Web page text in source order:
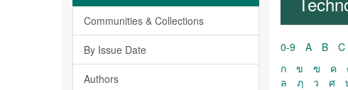
Communities & Collections
By Issue Date
Authors
0-9 A B C
ก
ข ฃ ค
ล
ฦ ว ศ